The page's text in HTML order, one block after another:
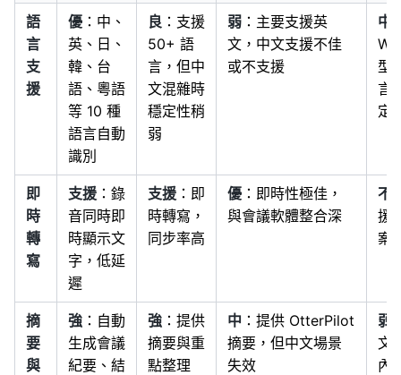
語
言
支
援
優 ：中、
英、日、
韓、台
語、粵語
等 10 種
語言自動
識別
良 ：支援
50+ 語
言，但中
文混雜時
穩定性稍
弱
弱 ：主要支援英
文，中文支援不佳
或不支援
中
型
言
定
即
時
轉
寫
支援 ：錄
音同時即
時顯示文
字，低延
遲
支援 ：即
時轉寫，
同步率高
優 ：即時性極佳，
與會議軟體整合深
不
援
案
摘
要
與
強 ：自動
生成會議
紀要、結
強 ：提供
摘要與重
點整理
中 ：提供 OtterPilot
摘要，但中文場景
失效
弱
文
內